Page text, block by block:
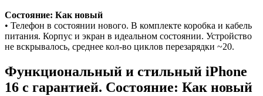
Состояние: Как новый
• Телефон в состоянии нового. В комплекте коробка и кабель
питания. Корпус и экран в идеальном состоянии. Устройство
не вскрывалось, среднее кол-во циклов перезарядки ~20.
Функциональный и стильный iPhone
16 с гарантией. Состояние: Как новый